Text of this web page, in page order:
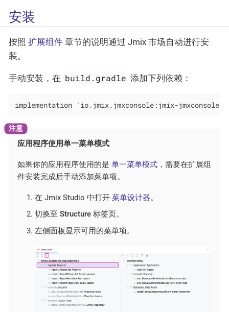
安装
按照 扩展组件 章节的说明通过 Jmix 市场自动进行安
装。
手动安装，在 build.gradle 添加下列依赖：
implementation 'io.jmix.jmxconsole:jmix-
应用程序使用单一菜单模式
如果你的应用程序使用的是 单一菜单模式 ，需要在扩展组
件安装完成后手动添加菜单项。
在 Jmix Studio 中打开 菜单设计器。
切换至 Structure 标签页。
左侧面板显示可用的菜单项。